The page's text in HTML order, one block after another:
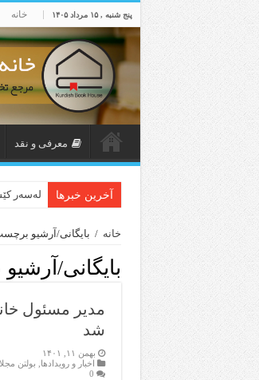
پنج شنبه , ۱۵ مرداد ۱۴۰۵ خانه
معرفی و نقد
آخرین خبرها لەسەر
خانه / بایگانی/آرشیو
بایگانی/
مدیر مسئول
شد
بهمن ۱۱, ۱۴۰۱
اخبار و رویدادها
بولتن
0